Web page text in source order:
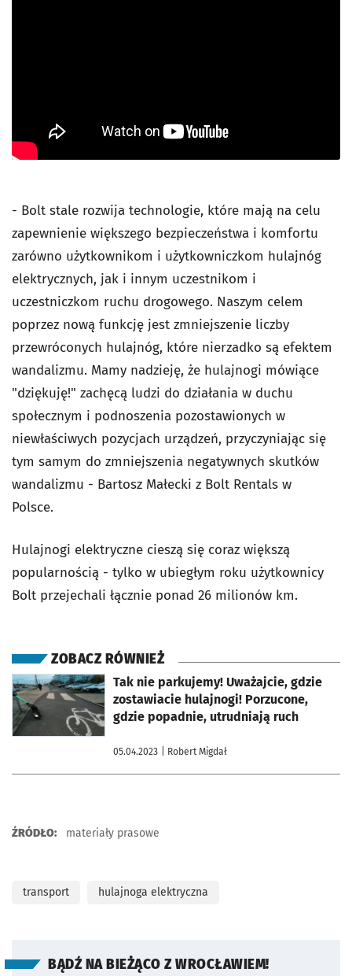
- Bolt stale rozwija technologie, które mają na celu
zapewnienie większego bezpieczeństwa i komfortu
zarówno użytkownikom i użytkowniczkom hulajnóg
elektrycznych, jak i innym uczestnikom i
uczestniczkom ruchu drogowego. Naszym celem
poprzez nową funkcję jest zmniejszenie liczby
przewróconych hulajnóg, które nierzadko są efektem
wandalizmu. Mamy nadzieję, że hulajnogi mówiące
"dziękuję!" zachęcą ludzi do działania w duchu
społecznym i podnoszenia pozostawionych w
niewłaściwych pozycjach urządzeń, przyczyniając się
tym samym do zmniejszenia negatywnych skutków
wandalizmu - Bartosz Małecki z Bolt Rentals w
Polsce.
Hulajnogi elektryczne cieszą się coraz większą
popularnością - tylko w ubiegłym roku użytkownicy
Bolt przejechali łącznie ponad 26 milionów km.
ZOBACZ RÓWNIEŻ
Tak nie parkujemy! Uważajcie, gdzie
zostawiacie hulajnogi! Porzucone,
gdzie popadnie, utrudniają ruch
05.04.2023 | Robert Migdał
otworzy się w nowej karcie
ŹRÓDŁO: materiały prasowe
transport hulajnoga elektryczna
BĄDŹ NA BIEŻĄCO Z WROCŁAWIEM!